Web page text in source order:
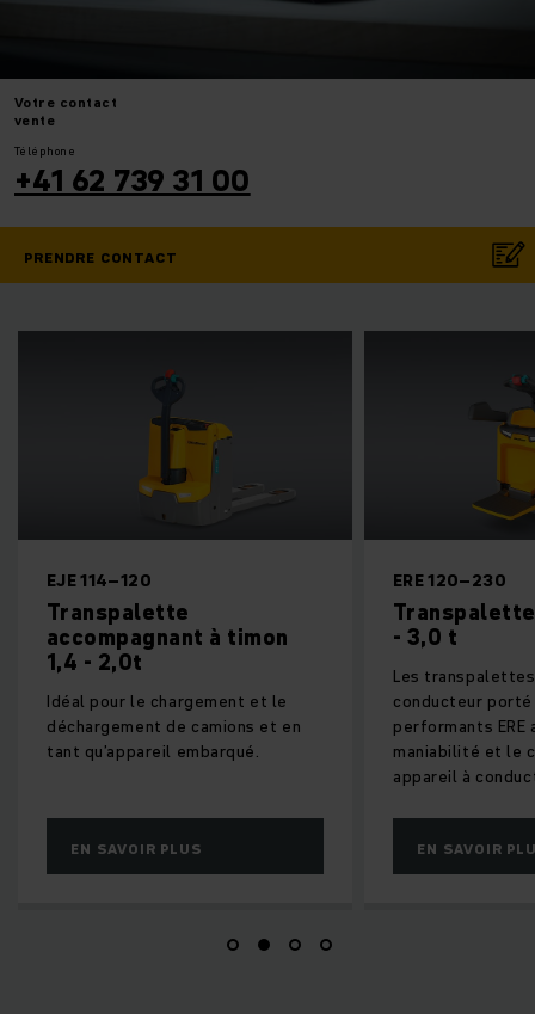
Votre contact
vente
Téléphone
+41 62 739 31 00
PRENDRE CONTACT
ERE 120–230
Transpalette à timon 2,0
- 3,0 t
Les transpalettes électriques à
conducteur porté flexibles et
performants ERE allient
maniabilité et le confort d’un
EN SAVOIR PLUS
Elektro-
ERC 212z
Opérations
à des hauteurs
m.
EN SAVOIR